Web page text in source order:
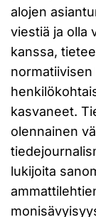
alojen
viestiä ja olla
kanssa,
kasvaneet.
olennainen
lukijoita